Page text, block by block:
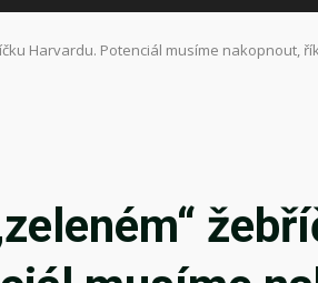
Harvardu. Potenciál musíme nakopnout,